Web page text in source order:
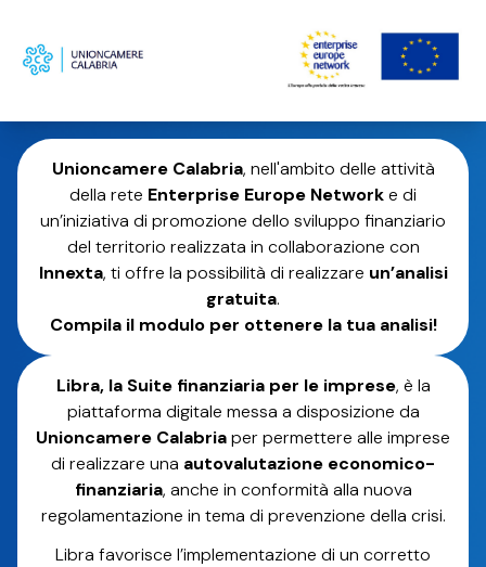
Unioncamere Calabria, nell'ambito delle attività
della rete Enterprise Europe Networke di
un’iniziativa di promozione dello sviluppo finanziario
del territorio realizzata in collaborazione con
Innexta, ti offre la possibilità di realizzare un’analisi
gratuita.
Compila il modulo per ottenere la tua analisi!
Libra, la Suite finanziaria per le imprese, è la
piattaforma digitale messa a disposizione da
Unioncamere Calabriaper permettere alle imprese
di realizzare una autovalutazione economico-
finanziaria, anche in conformità alla nuova
regolamentazione in tema di prevenzione della crisi.
Libra favorisce l’implementazione di un corretto